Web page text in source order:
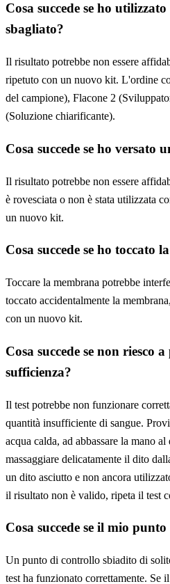
Cosa succede se ho
sbagliato?
Il risultato potrebbe non essere
ripetuto con un nuovo kit. L'ordine
del campione), Flacone 2
(Soluzione chiarificante).
Cosa succede se ho versato
Il risultato potrebbe non essere
è rovesciata o non è stata utilizzata
un nuovo kit.
Cosa succede se ho toccato
Toccare la membrana potrebbe
toccato accidentalmente la
con un nuovo kit.
Cosa succede se non riesco
sufficienza?
Il test potrebbe non funzionare
quantità insufficiente di sangue.
acqua calda, ad abbassare la mano
massaggiare delicatamente il dito
un dito asciutto e non ancora
il risultato non è valido, ripeta il test
Cosa succede se il mio
Un punto di controllo sbiadito di
test ha funzionato correttamente. Se